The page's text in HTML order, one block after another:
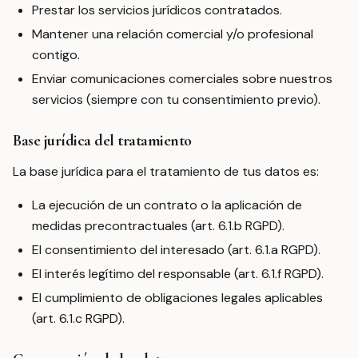
Prestar los servicios jurídicos contratados.
Mantener una relación comercial y/o profesional
contigo.
Enviar comunicaciones comerciales sobre nuestros
servicios (siempre con tu consentimiento previo).
Base jurídica del tratamiento
La base jurídica para el tratamiento de tus datos es:
La ejecución de un contrato o la aplicación de
medidas precontractuales (art. 6.1.b RGPD).
El consentimiento del interesado (art. 6.1.a RGPD).
El interés legítimo del responsable (art. 6.1.f RGPD).
El cumplimiento de obligaciones legales aplicables
(art. 6.1.c RGPD).